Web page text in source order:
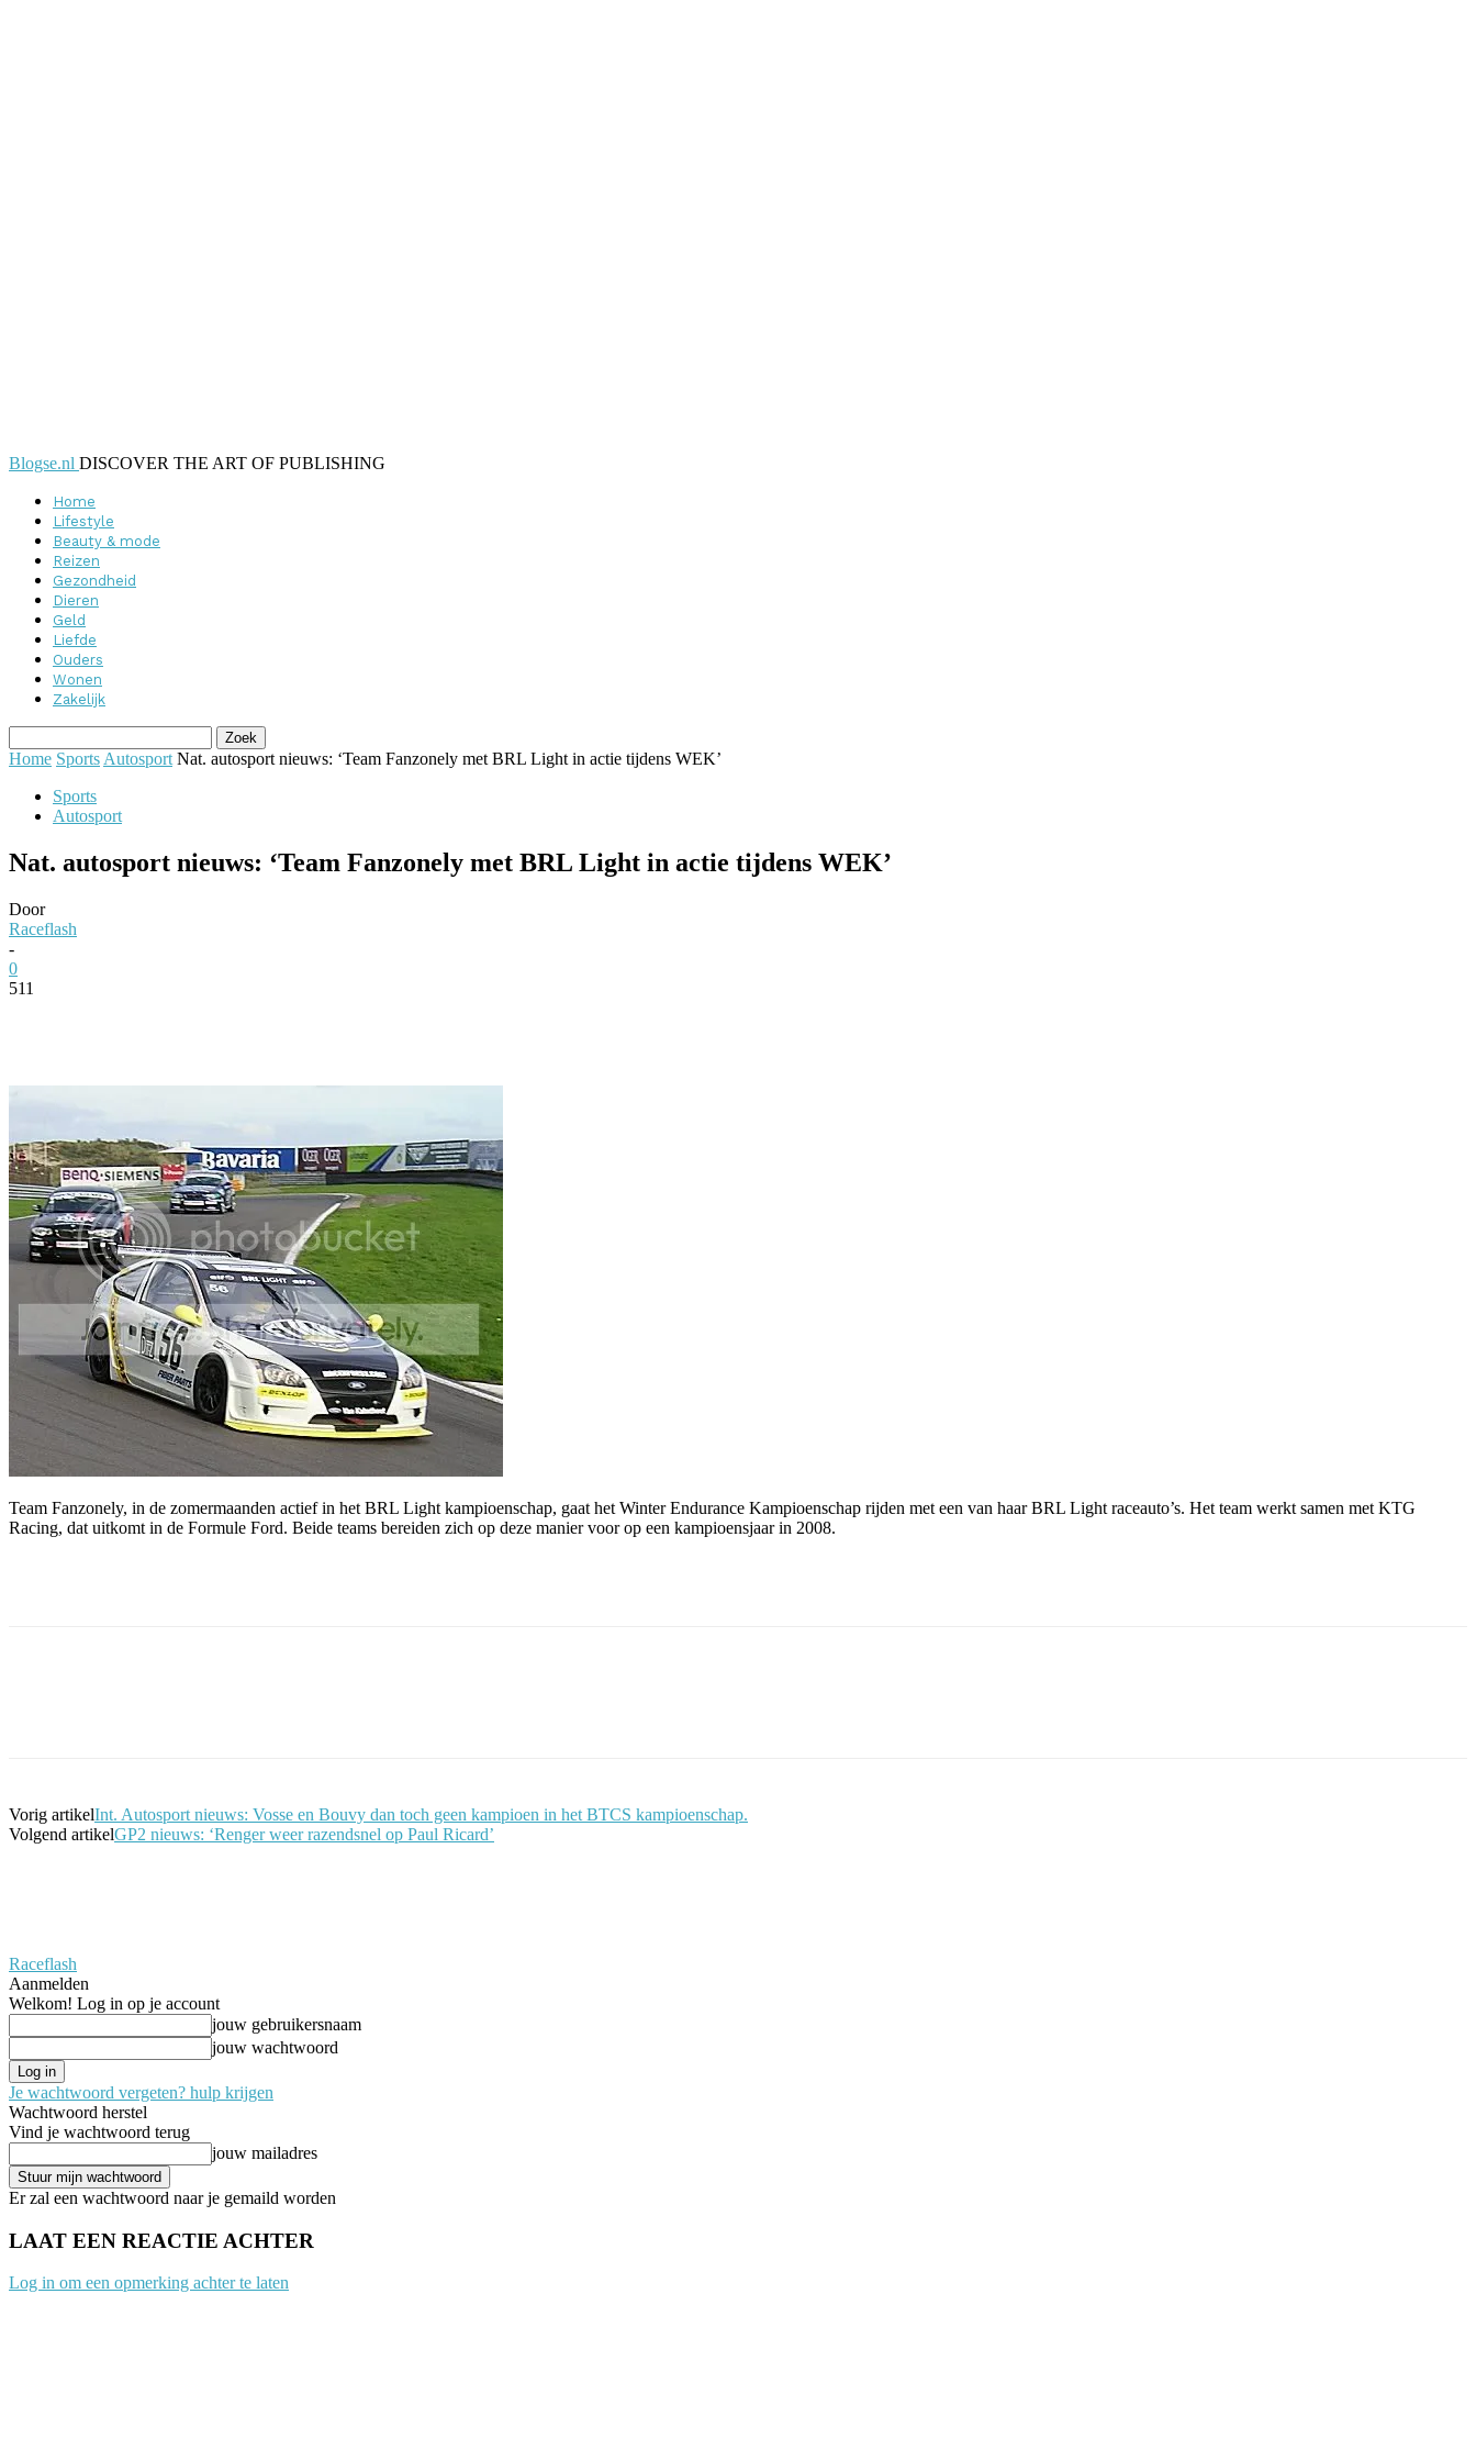
Blogse.nl DISCOVER THE ART OF PUBLISHING
Home
Lifestyle
Beauty & mode
Reizen
Gezondheid
Dieren
Geld
Liefde
Ouders
Wonen
Zakelijk
Home Sports Autosport Nat. autosport nieuws: ‘Team Fanzonely met BRL Light in actie tijdens WEK’
Sports
Autosport
Nat. autosport nieuws: ‘Team Fanzonely met BRL Light in actie tijdens WEK’
Door
Raceflash
-
0
511
Team Fanzonely, in de zomermaanden actief in het BRL Light kampioenschap, gaat het Winter Endurance Kampioenschap rijden met een van haar BRL Light raceauto’s. Het team werkt samen met KTG
Racing, dat uitkomt in de Formule Ford. Beide teams bereiden zich op deze manier voor op een kampioensjaar in 2008.
Vorig artikelInt. Autosport nieuws: Vosse en Bouvy dan toch geen kampioen in het BTCS kampioenschap.
Volgend artikelGP2 nieuws: ‘Renger weer razendsnel op Paul Ricard’
Raceflash
Aanmelden
Welkom! Log in op je account
jouw gebruikersnaam
jouw wachtwoord
Je wachtwoord vergeten? hulp krijgen
Wachtwoord herstel
Vind je wachtwoord terug
jouw mailadres
Er zal een wachtwoord naar je gemaild worden
LAAT EEN REACTIE ACHTER
Log in om een opmerking achter te laten